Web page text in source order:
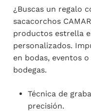
¿Buscas un regalo
sacacorchos
productos estrella
personalizados.
en bodas, eventos
bodegas.
Técnica de
precisión.